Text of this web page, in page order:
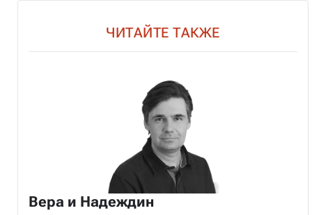
ЧИТАЙТЕ ТАКЖЕ
Вера и Надеждин